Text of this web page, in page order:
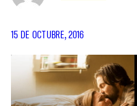
15 DE OCTUBRE, 2016